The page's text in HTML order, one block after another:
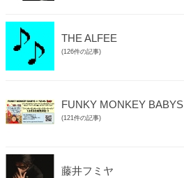
THE ALFEE
(126件の記事)
FUNKY MONKEY BABYS
(121件の記事)
藤井フミヤ